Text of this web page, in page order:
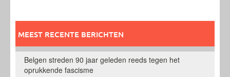
MEEST RECENTE BERICHTEN
Belgen streden 90 jaar geleden reeds tegen het
oprukkende fascisme